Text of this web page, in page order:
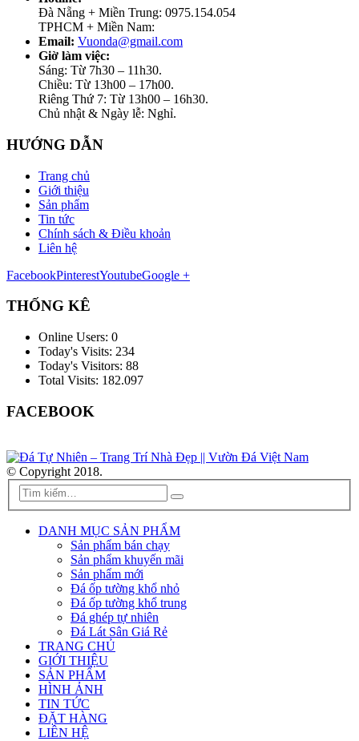
Đà Nẵng + Miền Trung: 0975.154.054
TPHCM + Miền Nam:
Email: Vuonda@gmail.com
Giờ làm việc:
Sáng: Từ 7h30 – 11h30.
Chiều: Từ 13h00 – 17h00.
Riêng Thứ 7: Từ 13h00 – 16h30.
Chủ nhật & Ngày lễ: Nghỉ.
HƯỚNG DẪN
Trang chủ
Giới thiệu
Sản phẩm
Tin tức
Chính sách & Điều khoản
Liên hệ
FacebookPinterestYoutubeGoogle +
THỐNG KÊ
Online Users: 0
Today's Visits: 234
Today's Visitors: 88
Total Visits: 182.097
FACEBOOK
© Copyright 2018.
DANH MỤC SẢN PHẨM
Sản phẩm bán chạy
Sản phẩm khuyến mãi
Sản phẩm mới
Đá ốp tường khổ nhỏ
Đá ốp tường khổ trung
Đá ghép tự nhiên
Đá Lát Sân Giá Rẻ
TRANG CHỦ
GIỚI THIỆU
SẢN PHẨM
HÌNH ẢNH
TIN TỨC
ĐẶT HÀNG
LIÊN HỆ